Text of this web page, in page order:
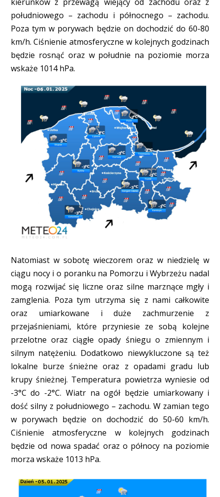
południowego – zachodu i północnego – zachodu.
Poza tym w porywach będzie on dochodzić do 60-80
km/h. Ciśnienie atmosferyczne w kolejnych godzinach
będzie rosnąć oraz w południe na poziomie morza
wskaże 1014 hPa.
Natomiast w sobotę wieczorem oraz w niedzielę w
ciągu nocy i o poranku na Pomorzu i Wybrzeżu nadal
mogą rozwijać się liczne oraz silne marznące mgły i
zamglenia. Poza tym utrzyma się z nami całkowite
oraz umiarkowane i duże zachmurzenie z
przejaśnieniami, które przyniesie ze sobą kolejne
przelotne oraz ciągłe opady śniegu o zmiennym i
silnym natężeniu. Dodatkowo niewykluczone są też
lokalne burze śnieżne oraz z opadami gradu lub
krupy śnieżnej. Temperatura powietrza wyniesie od
-3°C do -2°C. Wiatr na ogół będzie umiarkowany i
dość silny z południowego – zachodu. W zamian tego
w porywach będzie on dochodzić do 50-60 km/h.
Ciśnienie atmosferyczne w kolejnych godzinach
będzie od nowa spadać oraz o północy na poziomie
morza wskaże 1013 hPa.